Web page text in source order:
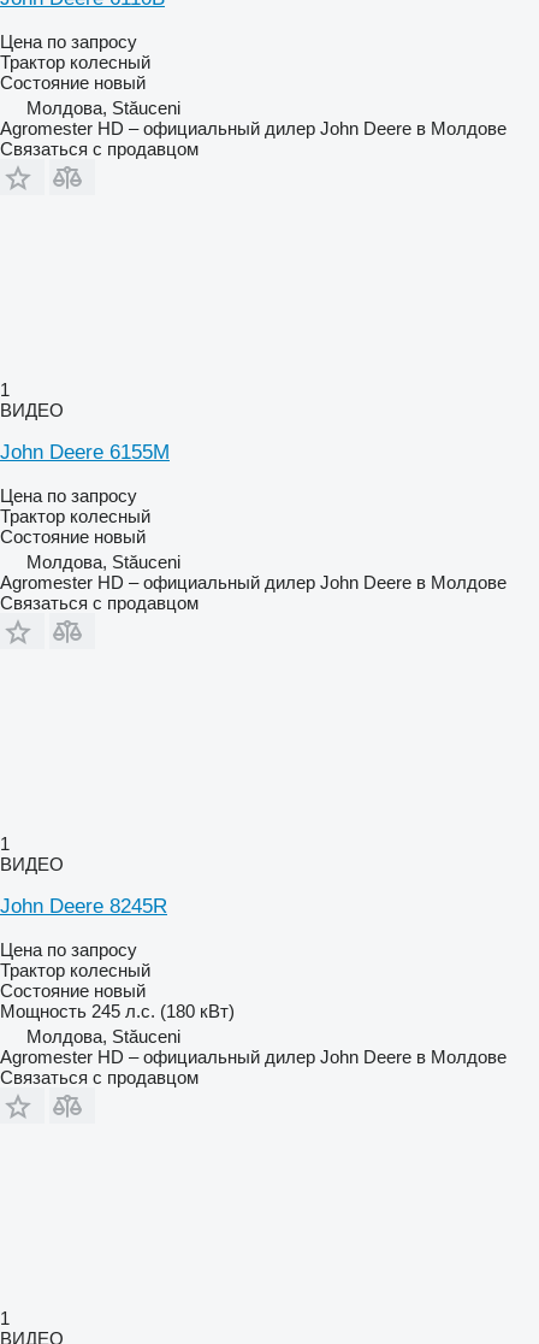
Цена по запросу
Трактор колесный
Состояние новый
Молдова, Stăuceni
Agromester HD – официальный дилер John Deere в Молдове
Связаться с продавцом
1
ВИДЕО
John Deere 6155M
Цена по запросу
Трактор колесный
Состояние новый
Молдова, Stăuceni
Agromester HD – официальный дилер John Deere в Молдове
Связаться с продавцом
1
ВИДЕО
John Deere 8245R
Цена по запросу
Трактор колесный
Состояние новый
Мощность 245 л.с. (180 кВт)
Молдова, Stăuceni
Agromester HD – официальный дилер John Deere в Молдове
Связаться с продавцом
1
ВИДЕО